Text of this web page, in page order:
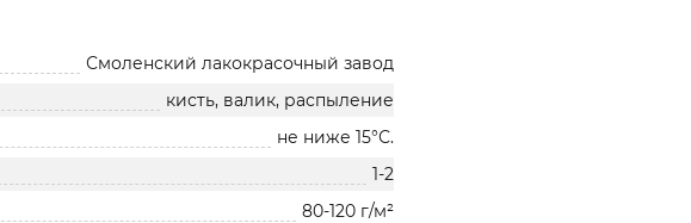
Смоленский лакокрасочный завод
кисть, валик, распыление
не ниже 15°С.
1-2
80-120 г/м²